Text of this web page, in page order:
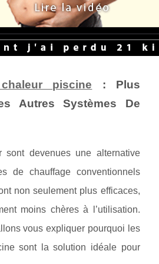
piscine : Plus
Autres Systèmes De
sont devenues une alternative
de chauffage conventionnels
non seulement plus efficaces,
moins chères à l’utilisation.
vous expliquer pourquoi les
sont la solution idéale pour